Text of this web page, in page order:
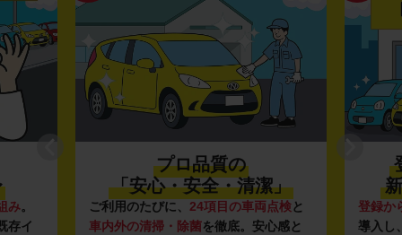
み。
存イ
プロ品質の
「安心・安全・清潔」
ご利用のたびに、 24項目の車両点検と
車内外の清掃・除菌を徹底。安心感と
登録か
導入し